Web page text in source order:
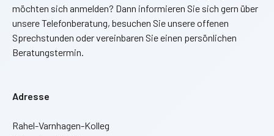
möchten sich anmelden? Dann informieren Sie sich gern über
unsere Telefonberatung, besuchen Sie unsere offenen
Sprechstunden oder vereinbaren Sie einen persönlichen
Beratungstermin.
Adresse
Rahel-Varnhagen-Kolleg